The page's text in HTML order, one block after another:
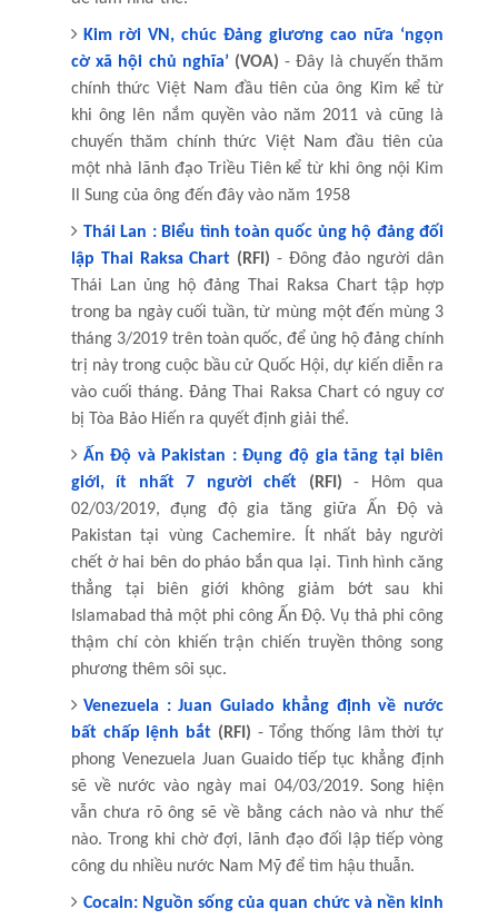
Kim rời VN, chúc Đảng giương cao nữa ‘ngọn
cờ xã hội chủ nghĩa’(VOA)- Đây là chuyến thăm
chính thức Việt Nam đầu tiên của ông Kim kể từ
khi ông lên nắm quyền vào năm 2011 và cũng là
chuyến thăm chính thức Việt Nam đầu tiên của
một nhà lãnh đạo Triều Tiên kể từ khi ông nội Kim
Il Sung của ông đến đây vào năm 1958
Thái Lan : Biểu tình toàn quốc ủng hộ đảng đối
lập Thai Raksa Chart (RFI) - Đông đảo người dân
Thái Lan ủng hộ đảng Thai Raksa Chart tập hợp
trong ba ngày cuối tuần, từ mùng một đến mùng 3
tháng 3/2019 trên toàn quốc, để ủng hộ đảng chính
trị này trong cuộc bầu cử Quốc Hội, dự kiến diễn ra
vào cuối tháng. Đảng Thai Raksa Chart có nguy cơ
bị Tòa Bảo Hiến ra quyết định giải thể.
Ấn Độ và Pakistan : Đụng độ gia tăng tại biên
giới, ít nhất 7 người chết (RFI)- Hôm qua
02/03/2019, đụng độ gia tăng giữa Ấn Độ và
Pakistan tại vùng Cachemire. Ít nhất bảy người
chết ở hai bên do pháo bắn qua lại. Tình hình căng
thẳng tại biên giới không giảm bớt sau khi
Islamabad thả một phi công Ấn Độ. Vụ thả phi công
thậm chí còn khiến trận chiến truyền thông song
phương thêm sôi sục.
Venezuela : Juan Guiado khẳng định về nước
bất chấp lệnh bắt (RFI) - Tổng thống lâm thời tự
phong Venezuela Juan Guaido tiếp tục khẳng định
sẽ về nước vào ngày mai 04/03/2019. Song hiện
vẫn chưa rõ ông sẽ về bằng cách nào và như thế
nào. Trong khi chờ đợi, lãnh đạo đối lập tiếp vòng
công du nhiều nước Nam Mỹ để tìm hậu thuẫn.
Cocain: Nguồn sống của quan chức và nền kinh